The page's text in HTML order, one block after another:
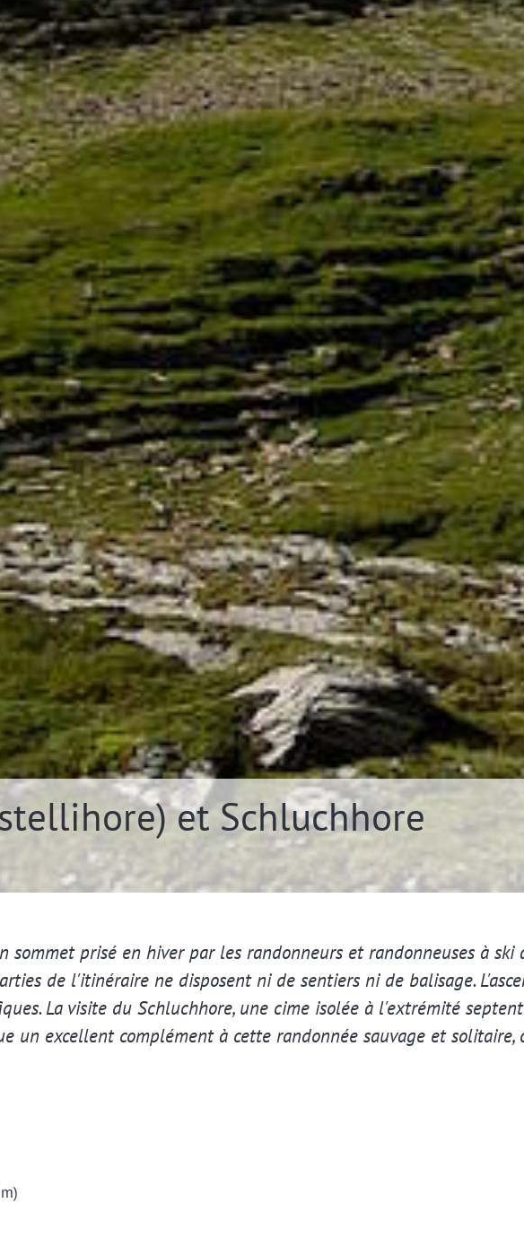
et Schluchhore
sommet prisé en hiver par les randonneurs et randonneuses à ski
de l'itinéraire ne disposent ni de sentiers ni de balisage.
La visite du Schluchhore, une cime isolée à l'extrémité
un excellent complément à cette randonnée sauvage et solitaire,